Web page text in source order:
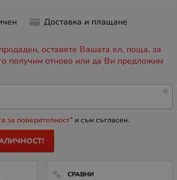
Доставка и плащане
оставете Вашата ел. поща, за
получим отново или да Ви предложим
за поверителност“ и съм съгласен.
СРАВНИ